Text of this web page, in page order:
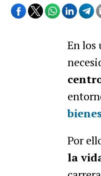
En los
Por
la